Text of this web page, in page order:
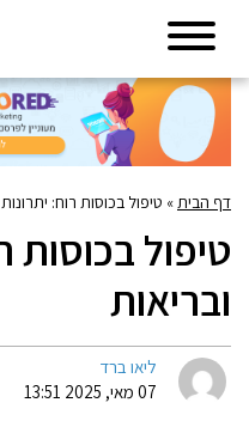
דף הבית» טיפול בכוסות רוח:
טיפול בכוסות
ובריאות
ליאו ברד
07 מאי, 2025 13:51